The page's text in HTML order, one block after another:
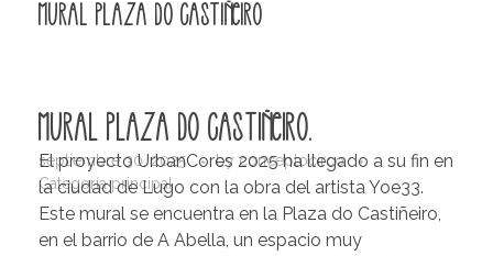
Mural Plaza do Castiñeiro
septiembre 30, 2025 by conceptocirco
Categoría principal
Mural Plaza do Castiñeiro.
El proyecto UrbanCores 2025 ha llegado a su fin en
la ciudad de Lugo con la obra del artista Yoe33.
Este mural se encuentra en la Plaza do Castiñeiro,
en el barrio de A Abella, un espacio muy